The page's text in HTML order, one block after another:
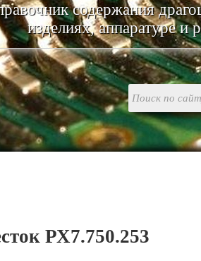
содержания
изделиях, аппаратуре и
РХ7.750.253